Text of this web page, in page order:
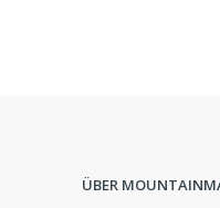
ÜBER